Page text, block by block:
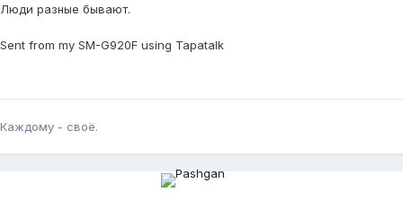
Люди разные бывают.
Sent from my SM-G920F using Tapatalk
Каждому - своё.